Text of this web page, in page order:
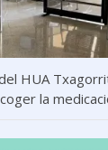
HUA
la